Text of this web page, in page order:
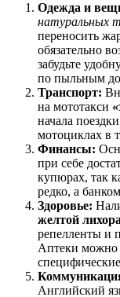
Одежда и
натуральных
переносить
обязательно
забудьте
по пыльным
Транспорт:
на мототакси
начала
мотоциклах в
Финансы:
при себе
купюрах, так
редко, а
Здоровье:
желтой
репелленты и
Аптеки можно
Английский